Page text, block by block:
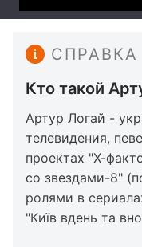
СПРАВКА
Кто такой
Артур Логай -
телевидения,
проектах "Х-
со звездами-8"
ролями в
"Київ вдень та